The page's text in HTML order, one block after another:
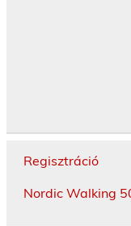
Regisztráció
Nordic Walking